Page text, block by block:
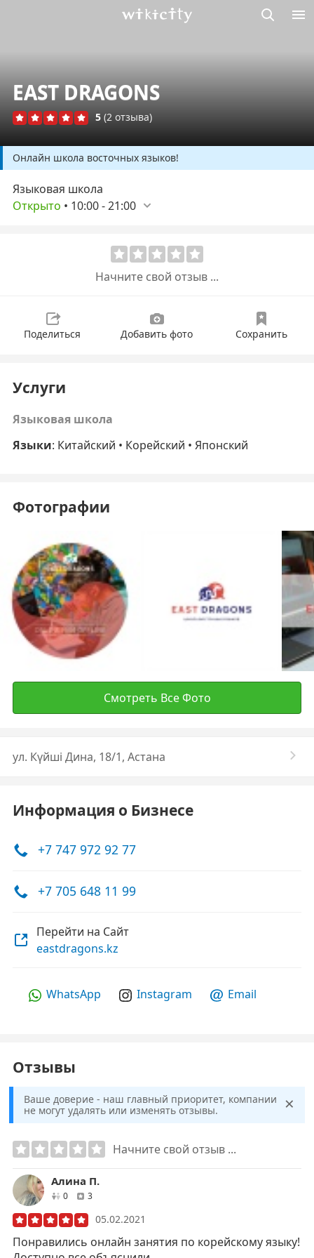
EAST DRAGONS
5 (2 отзыва)
Онлайн школа восточных языков!
Языковая школа
Открыто • 10:00-21:00
Начните свой отзыв ...
Поделиться Добавить фото Сохранить
Услуги
Языковая школа
Языки: Китайский • Корейский • Японский
Фотографии
Смотреть Все Фото
ул. Күйші Дина, 18/1, Астана
Информация о Бизнесе
+7 747 972 92 77
+7 705 648 11 99
Перейти на Сайт
eastdragons.kz
WhatsApp Instagram Email
Отзывы
Ваше доверие - наш главный приоритет, компании
не могут удалять или изменять отзывы.
×
Начните свой отзыв ...
Алина П.
0друзей
3отзывов
05.02.2021
Понравились онлайн занятия по корейскому языку!